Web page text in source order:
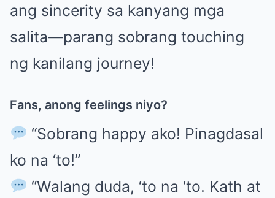
ang sincerity sa kanyang mga
salita—parang sobrang touching
ng kanilang journey!
Fans, anong feelings niyo?
“Sobrang happy ako! Pinagdasal
ko na ‘to!”
“Walang duda, ‘to na ‘to. Kath at